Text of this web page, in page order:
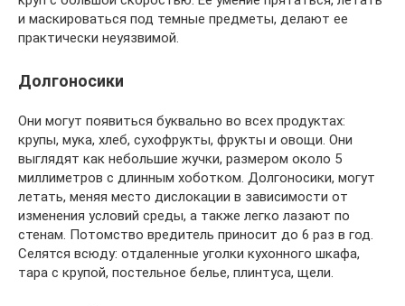
и маскироваться под темные предметы, делают ее
практически неуязвимой.
Долгоносики
Они могут появиться буквально во всех продуктах:
крупы, мука, хлеб, сухофрукты, фрукты и овощи. Они
выглядят как небольшие жучки, размером около 5
миллиметров с длинным хоботком. Долгоносики, могут
летать, меняя место дислокации в зависимости от
изменения условий среды, а также легко лазают по
стенам. Потомство вредитель приносит до 6 раз в год.
Селятся всюду: отдаленные уголки кухонного шкафа,
тара с крупой, постельное белье, плинтуса, щели.